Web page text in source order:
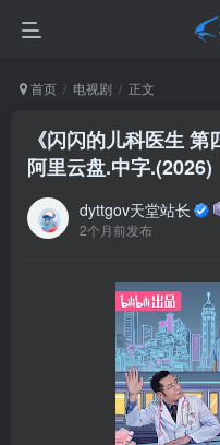
首页 电视剧 正文
《闪闪的儿科医生
阿里云盘.中字.(2026)
dyttgov天堂站长
2个月前发布